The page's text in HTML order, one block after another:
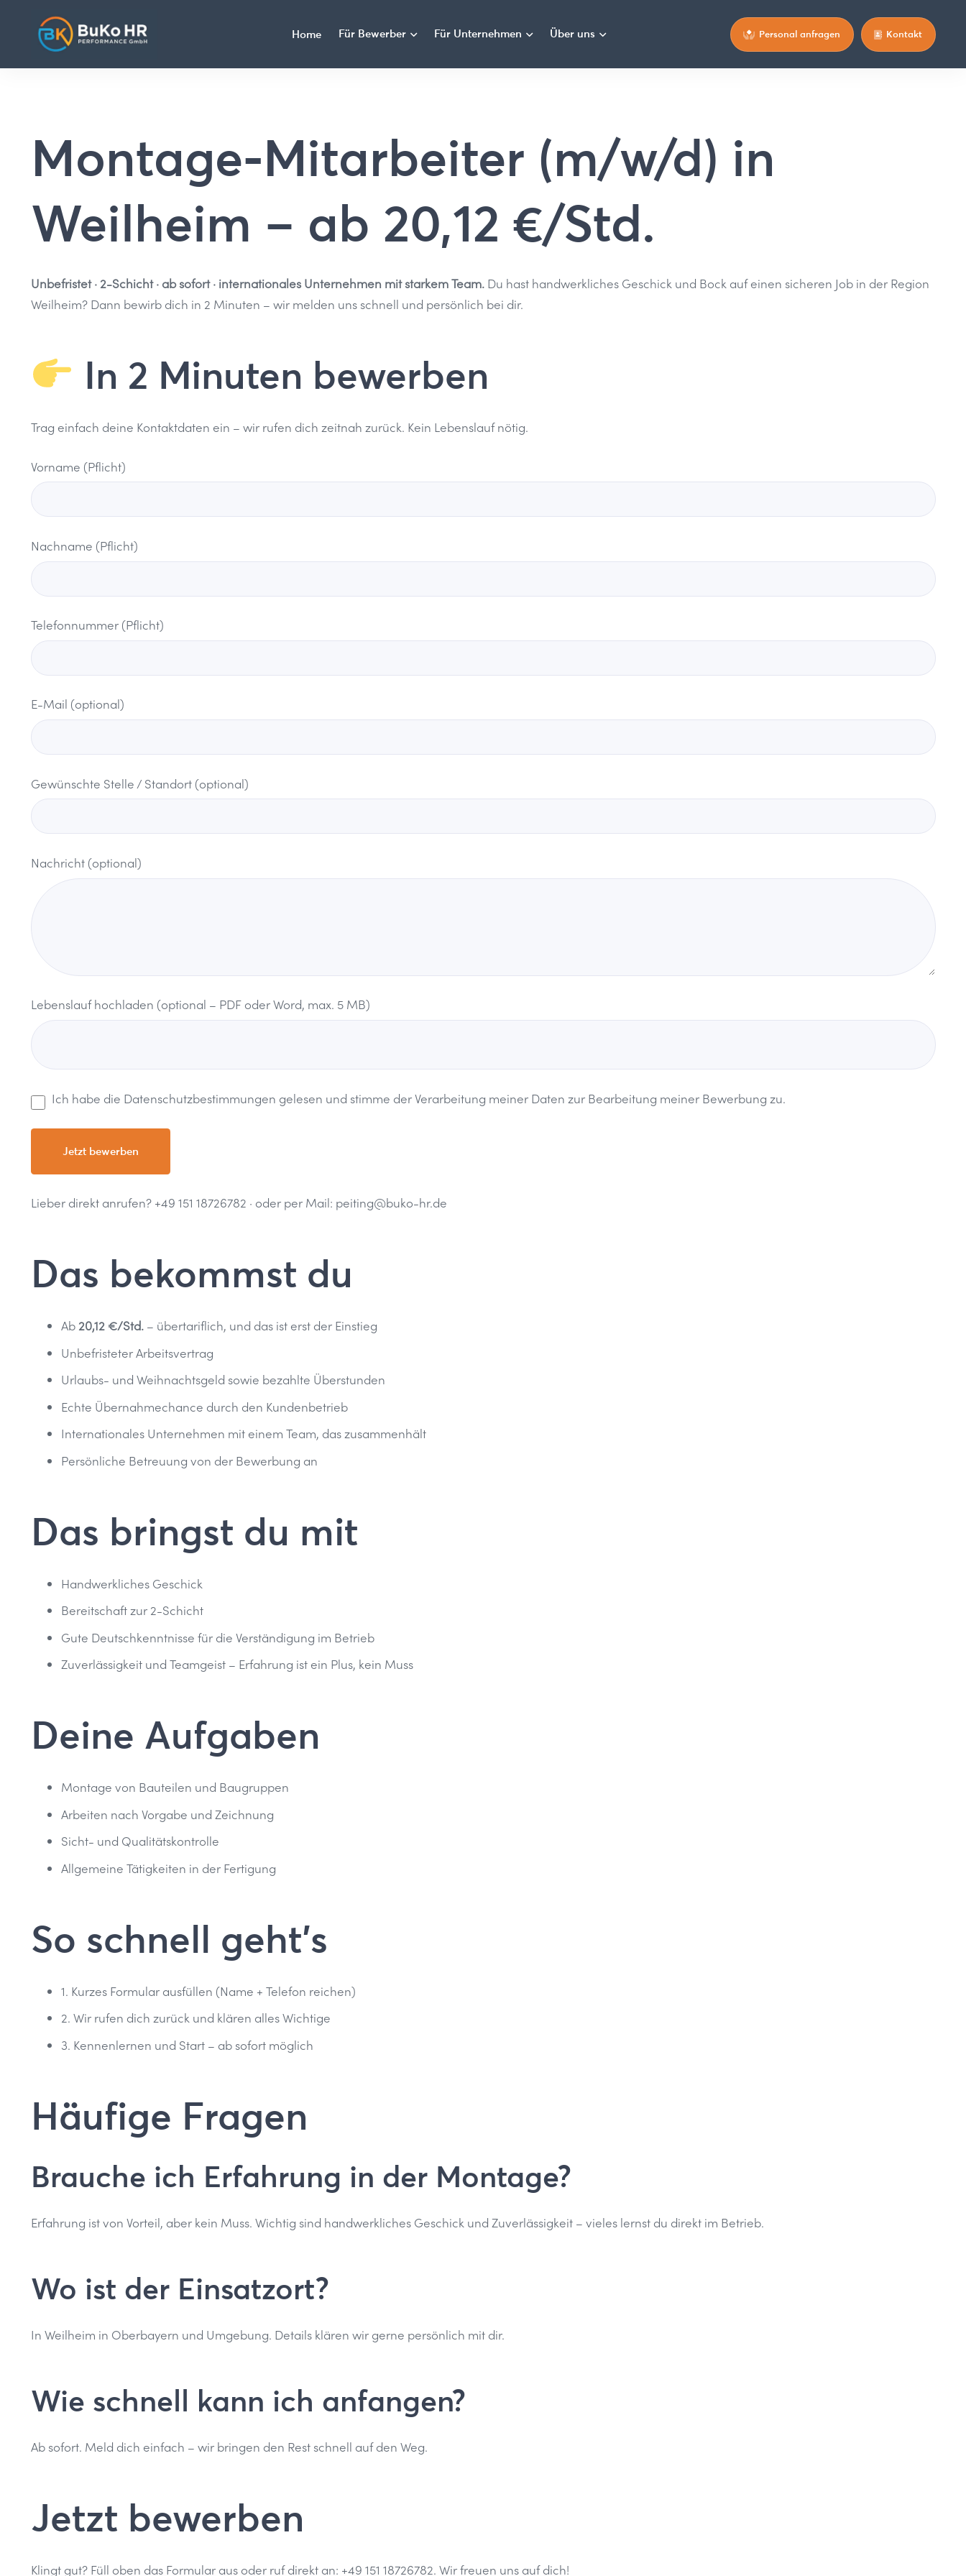
Home Für Bewerber Für Unternehmen Über uns Personal anfragen Kontakt
Montage-Mitarbeiter (m/w/d) in
Weilheim – ab 20,12 €/Std.
Unbefristet · 2-Schicht · ab sofort · internationales Unternehmen mit starkem Team.Du hast handwerkliches Geschick und Bock auf einen sicheren Job in der Region
Weilheim? Dann bewirb dich in 2 Minuten – wir melden uns schnell und persönlich bei dir.
In 2 Minuten bewerben
Trag einfach deine Kontaktdaten ein – wir rufen dich zeitnah zurück. Kein Lebenslauf nötig.
Vorname (Pflicht)
Nachname (Pflicht)
Telefonnummer (Pflicht)
E-Mail (optional)
Gewünschte Stelle / Standort (optional)
Nachricht (optional)
Lebenslauf hochladen (optional – PDF oder Word, max. 5 MB)
Ich habe die Datenschutzbestimmungen gelesen und stimme der Verarbeitung meiner Daten zur Bearbeitung meiner Bewerbung zu.
Lieber direkt anrufen? +49 151 18726782 · oder per Mail: peiting@buko-hr.de
Das bekommst du
Ab 20,12 €/Std. – übertariflich, und das ist erst der Einstieg
Unbefristeter Arbeitsvertrag
Urlaubs- und Weihnachtsgeld sowie bezahlte Überstunden
Echte Übernahmechance durch den Kundenbetrieb
Internationales Unternehmen mit einem Team, das zusammenhält
Persönliche Betreuung von der Bewerbung an
Das bringst du mit
Handwerkliches Geschick
Bereitschaft zur 2-Schicht
Gute Deutschkenntnisse für die Verständigung im Betrieb
Zuverlässigkeit und Teamgeist – Erfahrung ist ein Plus, kein Muss
Deine Aufgaben
Montage von Bauteilen und Baugruppen
Arbeiten nach Vorgabe und Zeichnung
Sicht- und Qualitätskontrolle
Allgemeine Tätigkeiten in der Fertigung
So schnell geht’s
1. Kurzes Formular ausfüllen (Name + Telefon reichen)
2. Wir rufen dich zurück und klären alles Wichtige
3. Kennenlernen und Start – ab sofort möglich
Häufige Fragen
Brauche ich Erfahrung in der Montage?
Erfahrung ist von Vorteil, aber kein Muss. Wichtig sind handwerkliches Geschick und Zuverlässigkeit – vieles lernst du direkt im Betrieb.
Wo ist der Einsatzort?
In Weilheim in Oberbayern und Umgebung. Details klären wir gerne persönlich mit dir.
Wie schnell kann ich anfangen?
Ab sofort. Meld dich einfach – wir bringen den Rest schnell auf den Weg.
Jetzt bewerben
Klingt gut? Füll oben das Formular aus oder ruf direkt an: +49 151 18726782. Wir freuen uns auf dich!